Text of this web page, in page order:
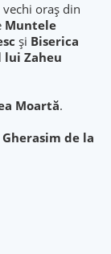
oraş din
Muntele
și Biserica
lui Zaheu
Moartă.
de la